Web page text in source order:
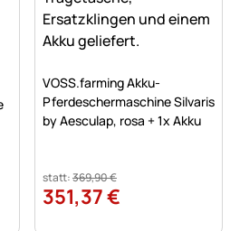
VOSS.farming Akku-
Pferdeschermaschine Silvaris
by Aesculap, rosa + 1x Akku
statt:369,90€
351,37€